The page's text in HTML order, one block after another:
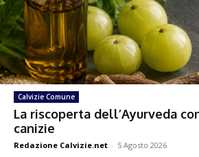
Calvizie Comune
La riscoperta dell’Ayurveda
canizie
Redazione Calvizie.net - 5 Agosto 2026